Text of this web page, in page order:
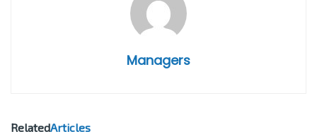
Managers
RelatedArticles